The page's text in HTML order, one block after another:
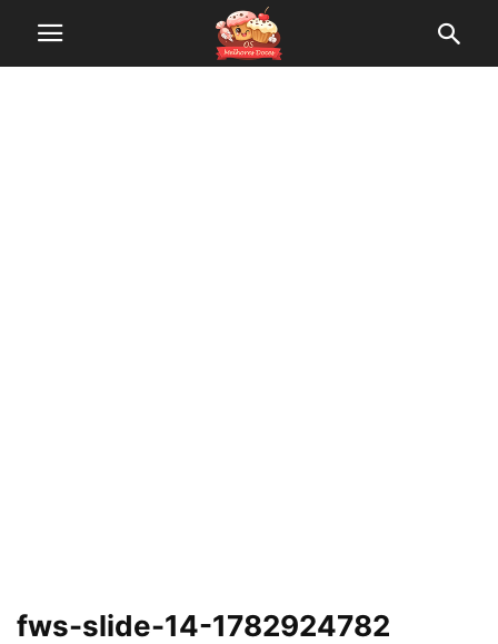
fws-slide-14-1782924782